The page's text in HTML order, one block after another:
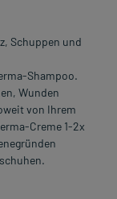
Schuppen und
Shampoo.
Wunden
von Ihrem
Creme 1-2x